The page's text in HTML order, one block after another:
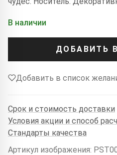
В наличии
ДОБАВИТЬ
Добавить в список
Срок и стоимость доставки
Условия акции и способ
Стандарты качества
Артикул изображения: